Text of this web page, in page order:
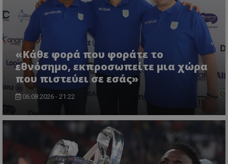
«Κάθε φορά που φοράτε το
εθνόσημο, εκπροσωπείτε μια χώρα
που πιστεύει σε εσάς»
06.08.2026 - 21:22